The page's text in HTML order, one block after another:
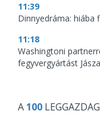
11:39
Dinnyedráma: hiába
11:18
Washingtoni
fegyvergyártást
A 100